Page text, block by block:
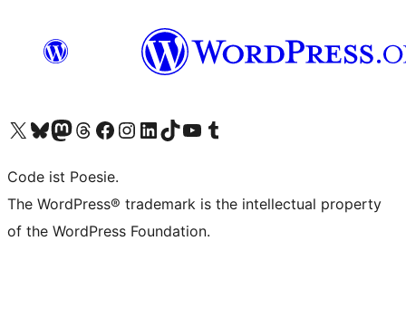
Visit our X (formerly Twitter) account
Visit our Bluesky account
Visit our Mastodon account
Visit our Threads account
Visit our Facebook page
Visit our Instagram account
Visit our LinkedIn account
Visit our TikTok account
Visit our YouTube channel
Visit our Tumblr account
Code ist Poesie.
The WordPress® trademark is the intellectual property
of the WordPress Foundation.